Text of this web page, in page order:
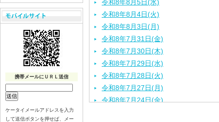
令和8年8月5日(水)
令和8年8月4日(火)
令和8年8月3日(月)
令和8年7月31日(金)
令和8年7月30日(木)
令和8年7月29日(水)
令和8年7月28日(火)
令和8年7月27日(月)
令和8年7月24日(金)
携帯メールにＵＲＬ送信
ケータイメールアドレスを入力
して送信ボタンを押せば、メー